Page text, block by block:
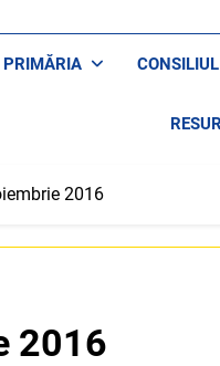
PRIMĂRIA
2016
2016